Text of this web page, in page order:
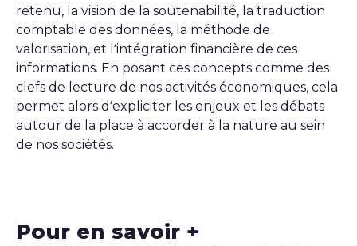
retenu, la vision de la soutenabilité, la traduction
comptable des données, la méthode de
valorisation, et l’intégration financière de ces
informations. En posant ces concepts comme des
clefs de lecture de nos activités économiques, cela
permet alors d’expliciter les enjeux et les débats
autour de la place à accorder à la nature au sein
de nos sociétés.
Pour en savoir +